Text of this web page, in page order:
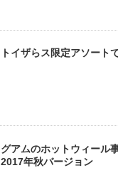
トイザらス限定アソート
グアムのホットウィール
2017年秋バージョン